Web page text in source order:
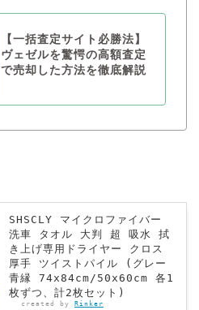
【一括査定サイト必勝法】
ヴェゼルを驚愕の高額査定
で売却した方法を徹底解説
SHSCLY マイクロファイバー
洗車 タオル 大判 超 吸水 拭
き上げ専用ドライヤー クロス
厚手 ツイストパイル (グレー
青縁 74x84cm/50x60cm 各1
枚ずつ、計2枚セット)
created by Rinker